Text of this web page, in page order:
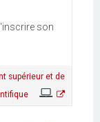
son
supérieur et de